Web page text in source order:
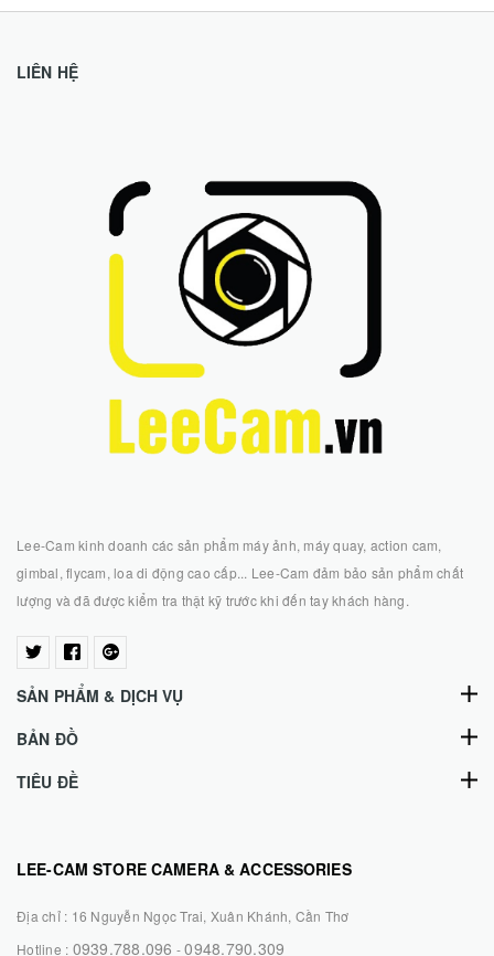
LIÊN HỆ
Lee-Cam kinh doanh các sản phẩm máy ảnh, máy quay, action cam,
gimbal, flycam, loa di động cao cấp... Lee-Cam đảm bảo sản phẩm chất
lượng và đã được kiểm tra thật kỹ trước khi đến tay khách hàng.
SẢN PHẨM & DỊCH VỤ
BẢN ĐỒ
TIÊU ĐỀ
LEE-CAM STORE CAMERA & ACCESSORIES
Địa chỉ : 16 Nguyễn Ngọc Trai, Xuân Khánh, Cần Thơ
Hotline : 0939.788.096 -0948.790.309